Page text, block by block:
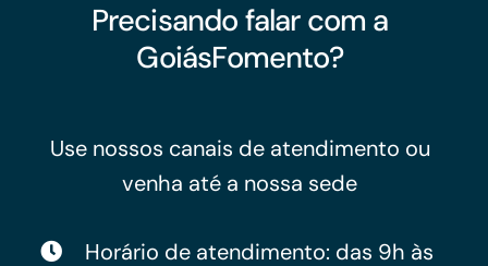
Precisando falar com a
GoiásFomento?
Use nossos canais de atendimento ou
venha até a nossa sede
Horário de atendimento: das 9h às